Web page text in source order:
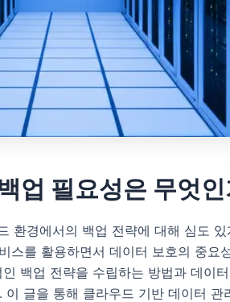
업 필요성은 무엇
환경에서의 백업 전략에 대해 심도
스를 활용하면서 데이터 보호의 중요
백업 전략을 수립하는 방법과 데이
글을 통해 클라우드 기반 데이터 관